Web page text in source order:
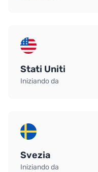
Stati Uniti
Iniziando da
Svezia
Iniziando da